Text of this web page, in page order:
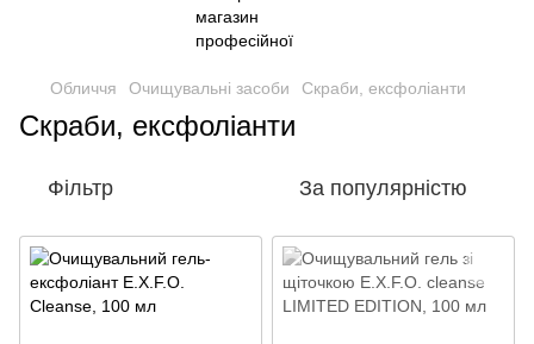
Обличчя Очищувальні засоби Скраби, ексфоліанти
Скраби, ексфоліанти
Фільтр За популярністю